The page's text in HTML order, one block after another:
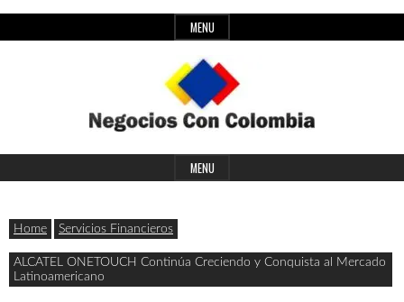
to
MENU
Negocios
con
Últimas
noticias,
comunicados
y
actualidad
Header
MENU
Home Servicios Financieros
ALCATEL ONETOUCH Continúa Creciendo y Conquista al Mercado
Latinoamericano